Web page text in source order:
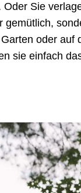
Sie
gemütlich,
oder
sie einfach